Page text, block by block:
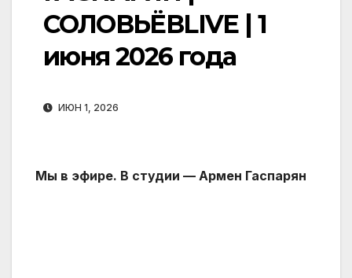
СОЛОВЬЁВLIVE | 1
июня 2026 года
ИЮН 1, 2026
Мы в эфире. В студии — Армен Гаспарян